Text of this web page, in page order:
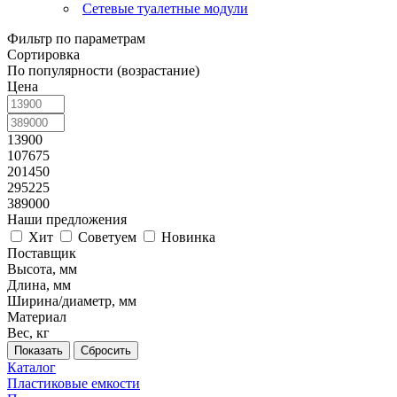
Сетевые туалетные модули
Фильтр по параметрам
Сортировка
По популярности (возрастание)
Цена
13900
107675
201450
295225
389000
Наши предложения
Хит
Советуем
Новинка
Поставщик
Высота, мм
Длина, мм
Ширина/диаметр, мм
Материал
Вес, кг
Сбросить
Каталог
Пластиковые емкости